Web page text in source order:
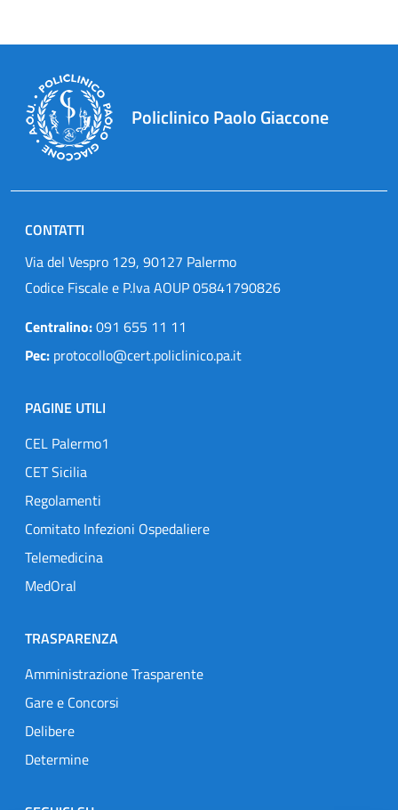
Policlinico Paolo Giaccone
CONTATTI
Via del Vespro 129, 90127 Palermo
Codice Fiscale e P.Iva AOUP 05841790826
Centralino:091 655 11 11
Pec: protocollo@cert.policlinico.pa.it
PAGINE UTILI
CEL Palermo1
CET Sicilia
Regolamenti
Comitato Infezioni Ospedaliere
Telemedicina
MedOral
TRASPARENZA
Amministrazione Trasparente
Gare e Concorsi
Delibere
Determine